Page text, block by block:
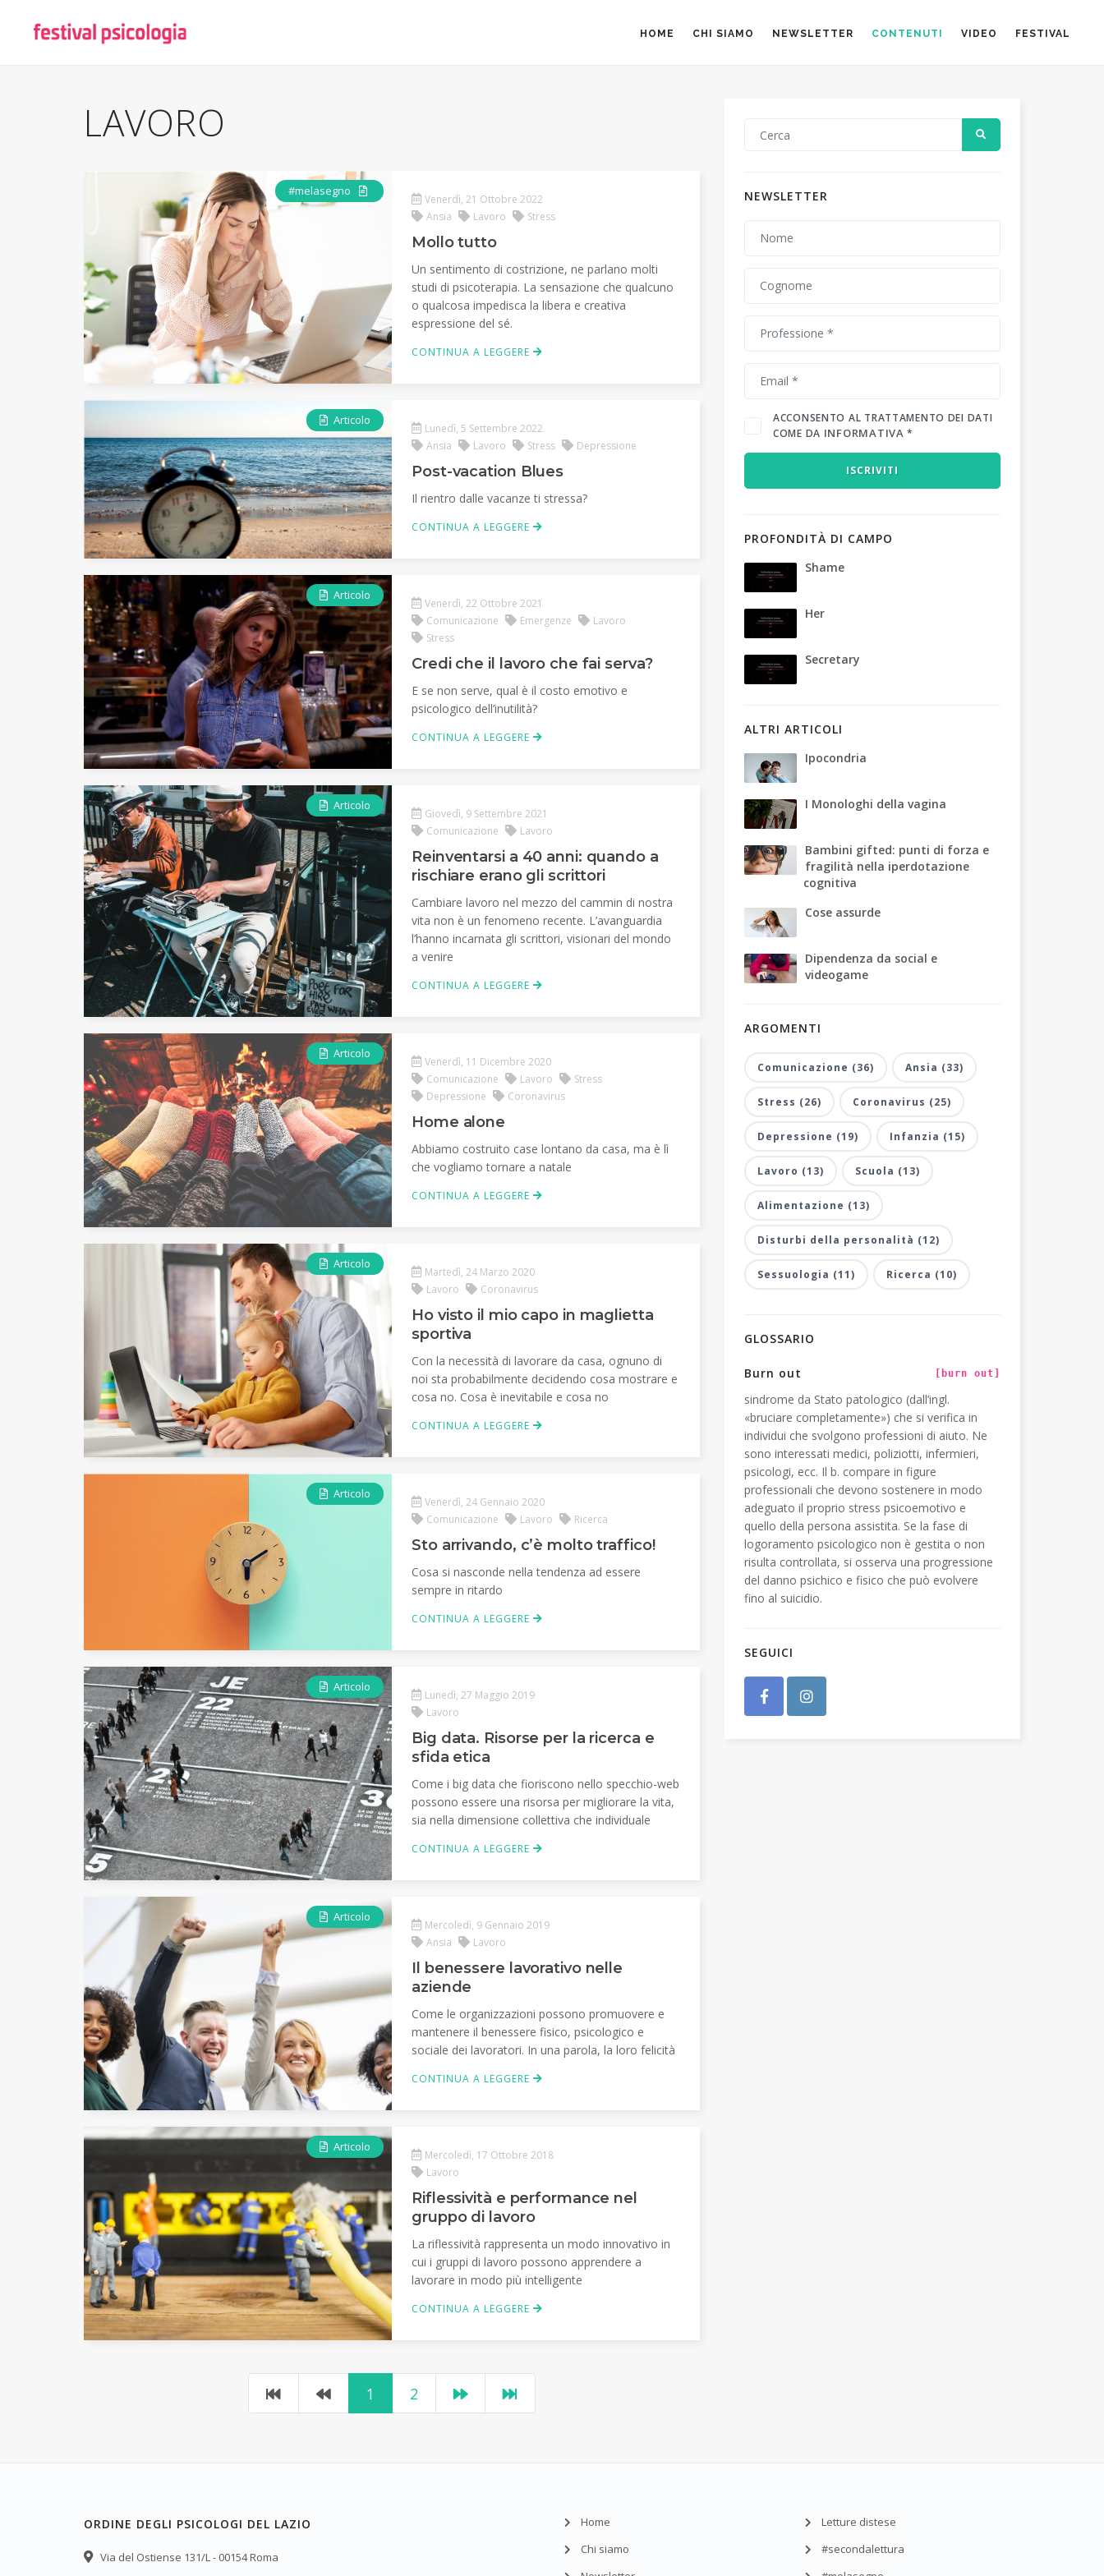
HOME CHI SIAMO NEWSLETTER CONTENUTI VIDEO FESTIVAL
LAVORO
#melasegno Articolo
Venerdì, 21 Ottobre 2022
Ansia
Lavoro Stress
Mollo tutto
Un sentimento di costrizione, ne parlano molti
studi di psicoterapia. La sensazione che qualcuno
o qualcosa impedisca la libera e creativa
espressione del sé.
CONTINUA A LEGGERE
Articolo
Lunedì, 5 Settembre 2022
Ansia
Lavoro Stress Depressione
Post-vacation Blues
Il rientro dalle vacanze ti stressa?
CONTINUA A LEGGERE
Articolo
Venerdì, 22 Ottobre 2021
Comunicazione
Emergenze
Lavoro
Stress
Credi che il lavoro che fai serva?
E se non serve, qual è il costo emotivo e
psicologico dell’inutilità?
CONTINUA A LEGGERE
Articolo
Giovedì, 9 Settembre 2021
Comunicazione
Lavoro
Reinventarsi a 40 anni: quando a
rischiare erano gli scrittori
Cambiare lavoro nel mezzo del cammin di nostra
vita non è un fenomeno recente. L’avanguardia
l’hanno incarnata gli scrittori, visionari del mondo
a venire
CONTINUA A LEGGERE
Articolo
Venerdì, 11 Dicembre 2020
Comunicazione
Lavoro
Stress
Depressione
Coronavirus
Home alone
Abbiamo costruito case lontano da casa, ma è lì
che vogliamo tornare a natale
CONTINUA A LEGGERE
Articolo
Martedì, 24 Marzo 2020
Lavoro
Coronavirus
Ho visto il mio capo in maglietta
sportiva
Con la necessità di lavorare da casa, ognuno di
noi sta probabilmente decidendo cosa mostrare e
cosa no. Cosa è inevitabile e cosa no
CONTINUA A LEGGERE
Articolo
Venerdì, 24 Gennaio 2020
Comunicazione
Lavoro Ricerca
Sto arrivando, c’è molto traffico!
Cosa si nasconde nella tendenza ad essere
sempre in ritardo
CONTINUA A LEGGERE
Articolo
Lunedì, 27 Maggio 2019
Lavoro
Big data. Risorse per la ricerca e
sfida etica
Come i big data che fioriscono nello specchio-web
possono essere una risorsa per migliorare la vita,
sia nella dimensione collettiva che individuale
CONTINUA A LEGGERE
Articolo
Mercoledì, 9 Gennaio 2019
Ansia
Lavoro
Il benessere lavorativo nelle
aziende
Come le organizzazioni possono promuovere e
mantenere il benessere fisico, psicologico e
sociale dei lavoratori. In una parola, la loro felicità
CONTINUA A LEGGERE
Articolo
Mercoledì, 17 Ottobre 2018
Lavoro
Riflessività e performance nel
gruppo di lavoro
La riflessività rappresenta un modo innovativo in
cui i gruppi di lavoro possono apprendere a
lavorare in modo più intelligente
CONTINUA A LEGGERE
1 2
NEWSLETTER
ACCONSENTO AL TRATTAMENTO DEI DATI
COME DA INFORMATIVA *
ISCRIVITI
PROFONDITÀ DI CAMPO
Shame
Her
Secretary
ALTRI ARTICOLI
Ipocondria
I Monologhi della vagina
Bambini gifted: punti di forza e
fragilità nella iperdotazione
cognitiva
Cose assurde
Dipendenza da social e
videogame
ARGOMENTI
Comunicazione (36) Ansia (33)
Stress (26) Coronavirus (25)
Depressione (19) Infanzia (15)
Lavoro (13) Scuola (13)
Alimentazione (13)
Disturbi della personalità (12)
Sessuologia (11) Ricerca (10)
GLOSSARIO
Burn out [burn out]
sindrome da Stato patologico (dall’ingl.
«bruciare completamente») che si verifica in
individui che svolgono professioni di aiuto. Ne
sono interessati medici, poliziotti, infermieri,
psicologi, ecc. Il b. compare in figure
professionali che devono sostenere in modo
adeguato il proprio stress psicoemotivo e
quello della persona assistita. Se la fase di
logoramento psicologico non è gestita o non
risulta controllata, si osserva una progressione
del danno psichico e fisico che può evolvere
fino al suicidio.
SEGUICI
ORDINE DEGLI PSICOLOGI DEL LAZIO
Via del Ostiense 131/L - 00154 Roma
Home
Chi siamo
Letture distese
#secondalettura